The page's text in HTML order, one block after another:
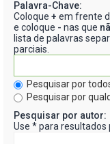
Palavra-Chave:
Coloque + em frente
e coloque - nas que
lista de palavras
parciais.
Pesquisar por
Pesquisar por
Pesquisar por autor:
Use * para resultados